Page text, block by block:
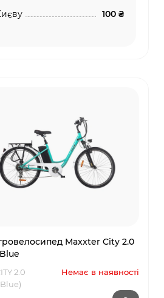
100 ₴
Maxxter City 2.0
2.0
Немає в наявності